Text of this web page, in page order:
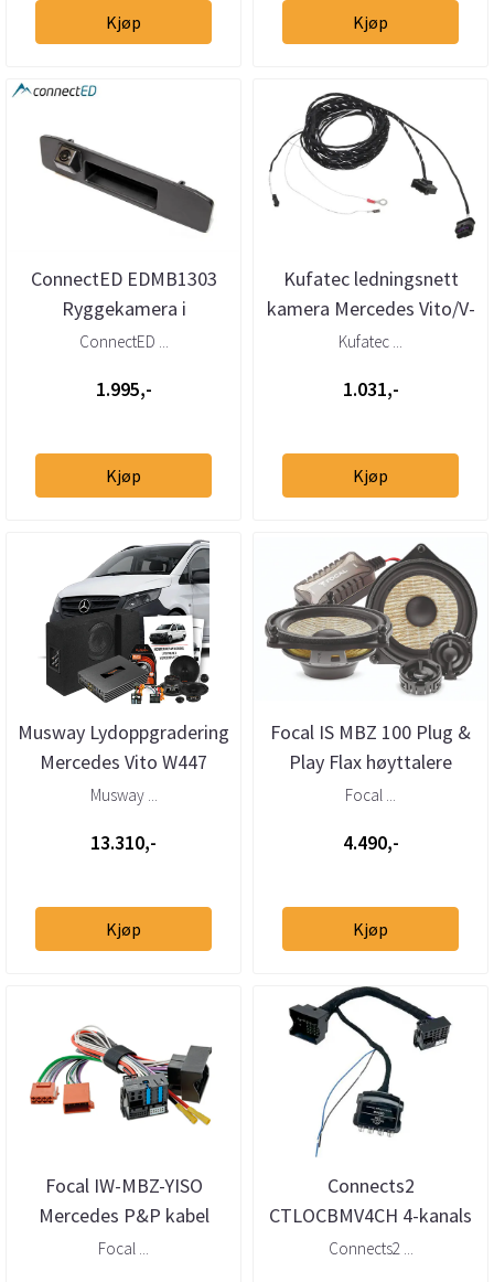
Kjøp Kjøp
ConnectED EDMB1303
Ryggekamera i
baklukehåndtak (CVBS)
ConnectED ...
1.995,-
Kjøp
Kufatec ledningsnett
kamera Mercedes Vito/V-
klasse serie 447
Kufatec ...
1.031,-
Kjøp
Musway Lydoppgradering
Mercedes Vito W447
Facelift 2020 ->
Musway ...
13.310,-
Kjøp
Focal IS MBZ 100 Plug &
Play Flax høyttalere
Mercedes
Focal ...
4.490,-
Kjøp
Focal IW-MBZ-YISO
Mercedes P&P kabel
Focal ...
Connects2
CTLOCBMV4CH 4-kanals
høy-til-lavnivåadapter
Connects2 ...